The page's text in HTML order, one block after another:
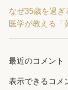
なぜ35歳を過ぎ
医学が教える「
最近のコメント
表示できるコメ